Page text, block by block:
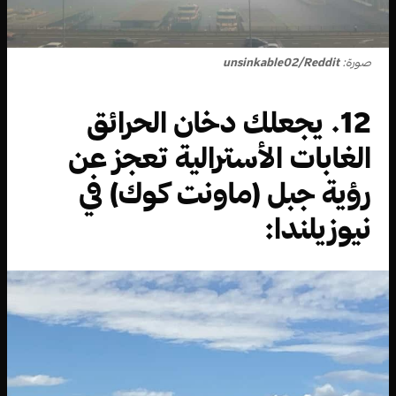
صورة:unsinkable02/Reddit
12. يجعلك دخان الحرائق
الغابات الأسترالية تعجز عن
رؤية جبل (ماونت كوك) في
نيوزيلندا: